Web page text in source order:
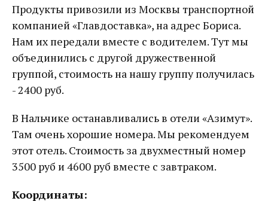
Продукты привозили из Москвы транспортной
компанией «Главдоставка», на адрес Бориса.
Нам их передали вместе с водителем. Тут мы
объединились с другой дружественной
группой, стоимость на нашу группу получилась
- 2400 руб.
В Нальчике останавливались в отели «Азимут».
Там очень хорошие номера. Мы рекомендуем
этот отель. Стоимость за двухместный номер
3500 руб и 4600 руб вместе с завтраком.
Координаты: